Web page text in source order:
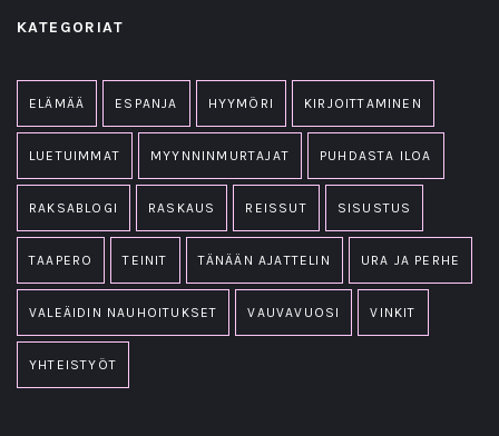
KATEGORIAT
ELÄMÄÄ ESPANJA HYYMÖRI KIRJOITTAMINEN
LUETUIMMAT MYYNNINMURTAJAT PUHDASTA ILOA
RAKSABLOGI RASKAUS REISSUT SISUSTUS
TAAPERO TEINIT TÄNÄÄN AJATTELIN URA JA PERHE
VALEÄIDIN NAUHOITUKSET VAUVAVUOSI VINKIT
YHTEISTYÖT